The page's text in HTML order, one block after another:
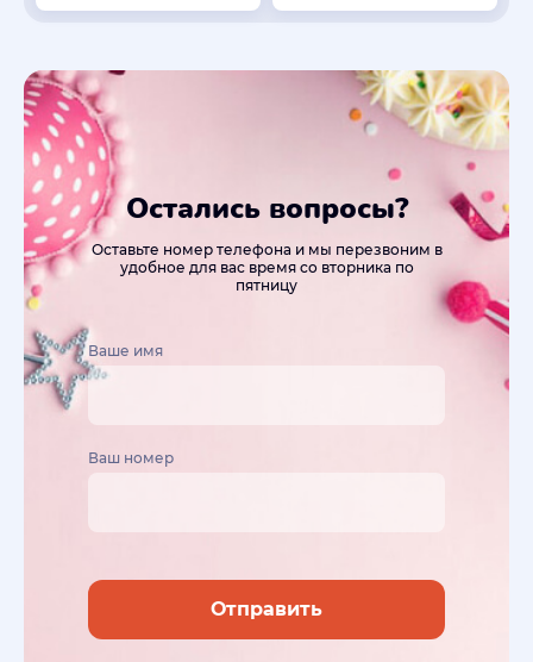
Остались вопросы?
Оставьте номер телефона и мы перезвоним в
удобное для вас время со вторника по
пятницу
Ваше имя
Ваш номер
Отправить